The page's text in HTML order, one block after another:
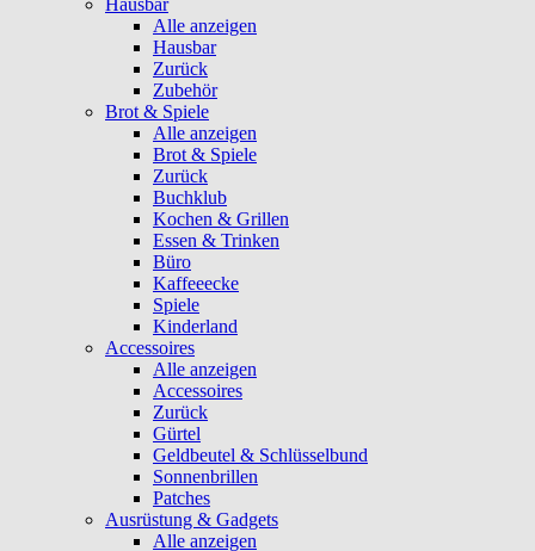
Hausbar
Alle anzeigen
Hausbar
Zurück
Zubehör
Brot & Spiele
Alle anzeigen
Brot & Spiele
Zurück
Buchklub
Kochen & Grillen
Essen & Trinken
Büro
Kaffeeecke
Spiele
Kinderland
Accessoires
Alle anzeigen
Accessoires
Zurück
Gürtel
Geldbeutel & Schlüsselbund
Sonnenbrillen
Patches
Ausrüstung & Gadgets
Alle anzeigen